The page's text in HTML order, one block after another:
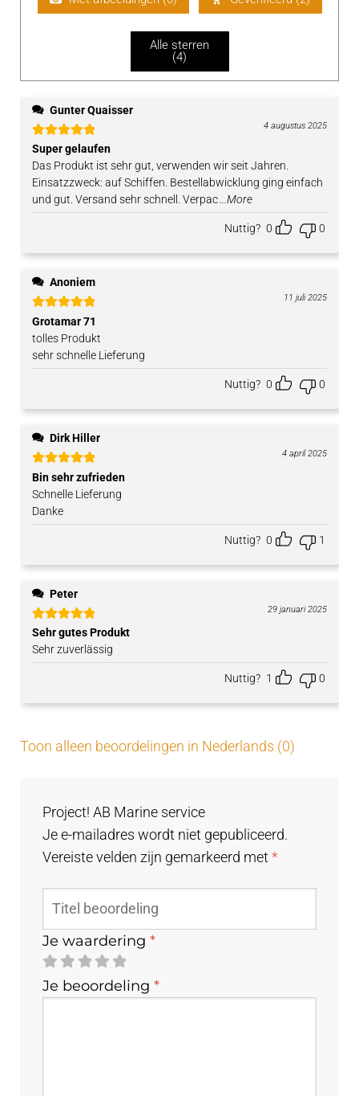
uit
Alle sterren
(4)
Gunter Quaisser
Gewaardeerd
5uit 5
4 augustus 2025
Super gelaufen
Das Produkt ist sehr gut, verwenden wir seit Jahren.
Einsatzzweck: auf Schiffen. Bestellabwicklung ging einfach
und gut. Versand sehr schnell. Verpac...More
Nuttig? 0 0
Anoniem
Gewaardeerd
5uit 5
11 juli 2025
Grotamar 71
tolles Produkt
sehr schnelle Lieferung
Nuttig? 0 0
Dirk Hiller
Gewaardeerd
5uit 5
4 april 2025
Bin sehr zufrieden
Schnelle Lieferung
Danke
Nuttig? 0 1
Peter
Gewaardeerd
5uit 5
29 januari 2025
Sehr gutes Produkt
Sehr zuverlässig
Nuttig? 1 0
Toon alleen beoordelingen in Nederlands (0)
Project! AB Marine service
Je e-mailadres wordt niet gepubliceerd.
Vereiste velden zijn gemarkeerd met*
Je waardering*
Je beoordeling*